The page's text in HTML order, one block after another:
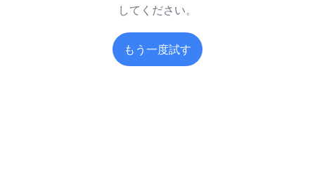
してください。
もう一度試す